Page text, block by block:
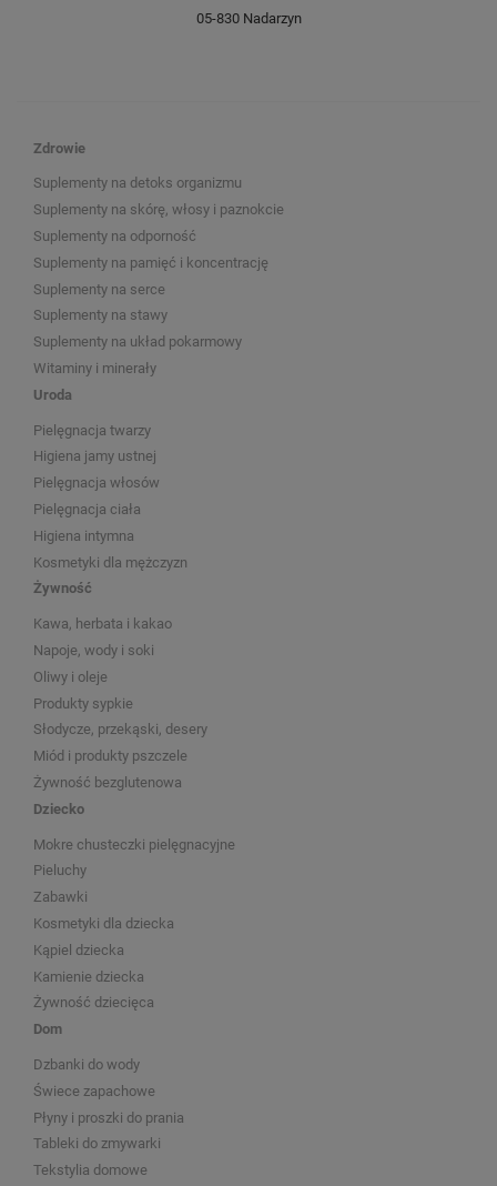
05-830 Nadarzyn
Zdrowie
Suplementy na detoks organizmu
Suplementy na skórę, włosy i paznokcie
Suplementy na odporność
Suplementy na pamięć i koncentrację
Suplementy na serce
Suplementy na stawy
Suplementy na układ pokarmowy
Witaminy i minerały
Uroda
Pielęgnacja twarzy
Higiena jamy ustnej
Pielęgnacja włosów
Pielęgnacja ciała
Higiena intymna
Kosmetyki dla mężczyzn
Żywność
Kawa, herbata i kakao
Napoje, wody i soki
Oliwy i oleje
Produkty sypkie
Słodycze, przekąski, desery
Miód i produkty pszczele
Żywność bezglutenowa
Dziecko
Mokre chusteczki pielęgnacyjne
Pieluchy
Zabawki
Kosmetyki dla dziecka
Kąpiel dziecka
Kamienie dziecka
Żywność dziecięca
Dom
Dzbanki do wody
Świece zapachowe
Płyny i proszki do prania
Tableki do zmywarki
Tekstylia domowe